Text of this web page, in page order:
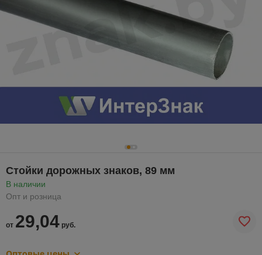
Стойки дорожных знаков, 89 мм
В наличии
Опт и розница
от 29,04 руб.